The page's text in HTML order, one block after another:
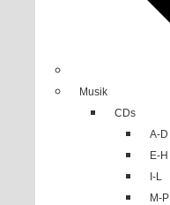
Musik
CDs
A-D
E-H
I-L
M-P